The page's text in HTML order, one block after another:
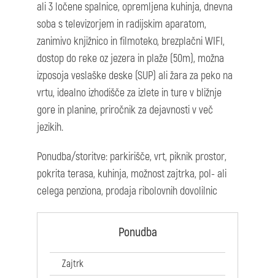
ali 3 ločene spalnice, opremljena kuhinja, dnevna
soba s televizorjem in radijskim aparatom,
zanimivo knjižnico in filmoteko, brezplačni WIFI,
dostop do reke oz jezera in plaže (50m), možna
izposoja veslaške deske (SUP) ali žara za peko na
vrtu, idealno izhodišče za izlete in ture v bližnje
gore in planine, priročnik za dejavnosti v več
jezikih.
Ponudba/storitve: parkirišče, vrt, piknik prostor,
pokrita terasa, kuhinja, možnost zajtrka, pol- ali
celega penziona, prodaja ribolovnih dovolilnic
Ponudba
Zajtrk